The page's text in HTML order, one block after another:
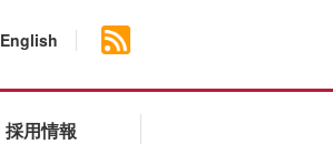
English
採用情報